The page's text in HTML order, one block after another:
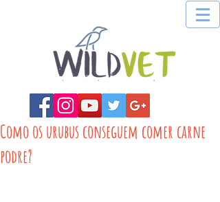
Como os urubus conseguem comer carne
podre?